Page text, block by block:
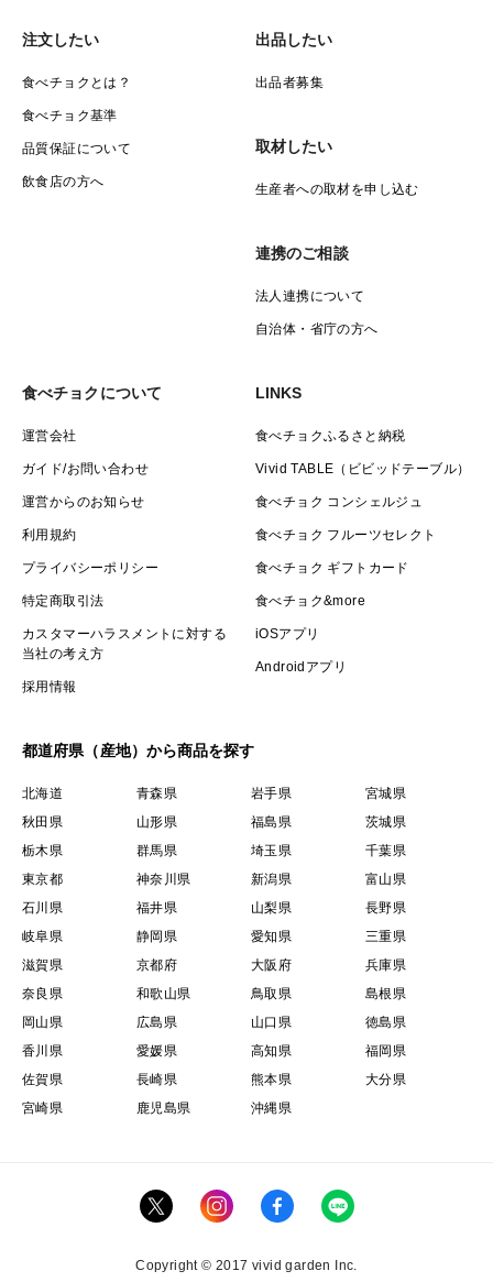
注文したい
食べチョクとは？
食べチョク基準
品質保証について
飲食店の方へ
出品したい
出品者募集
取材したい
生産者への取材を申し込む
連携のご相談
法人連携について
自治体・省庁の方へ
食べチョクについて
運営会社
ガイド/お問い合わせ
運営からのお知らせ
利用規約
プライバシーポリシー
特定商取引法
カスタマーハラスメントに対する
当社の考え方
採用情報
LINKS
食べチョクふるさと納税
Vivid TABLE（ビビッドテーブル）
食べチョク コンシェルジュ
食べチョク フルーツセレクト
食べチョク ギフトカード
食べチョク&more
iOSアプリ
Androidアプリ
都道府県（産地）から商品を探す
北海道 青森県 岩手県
宮城県
秋田県
山形県 福島県
茨城県
栃木県
群馬県 埼玉県
千葉県
東京都
神奈川県 新潟県
富山県
石川県
福井県 山梨県
長野県
岐阜県
静岡県 愛知県
三重県
滋賀県
京都府 大阪府
兵庫県
奈良県
和歌山県 鳥取県
島根県
岡山県
広島県 山口県
徳島県
香川県
愛媛県 高知県
福岡県
佐賀県
長崎県 熊本県
大分県
宮崎県
鹿児島県 沖縄県
Copyright © 2017 vivid garden Inc.